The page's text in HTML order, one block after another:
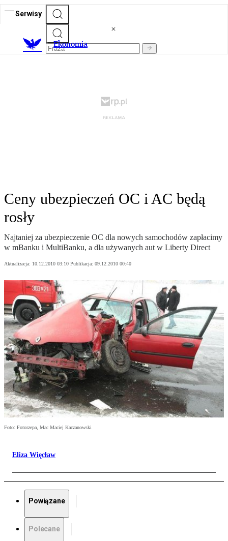
Serwisy
Ekonomia
Ceny ubezpieczeń OC i AC będą
rosły
Najtaniej za ubezpieczenie OC dla nowych samochodów zapłacimy
w mBanku i MultiBanku, a dla używanych aut w Liberty Direct
Aktualizacja: 10.12.2010 03:10 Publikacja: 09.12.2010 00:40
Foto: Fotorzepa, Mac Maciej Kaczanowski
Eliza Więcław
Powiązane
Polecane